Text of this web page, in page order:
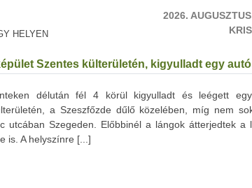
HELYEN
2026.
Szentes külterületén, kigyulladt egy
délután fél 4 körül kigyulladt és leégett
a Szeszfőzde dűlő közelében, míg nem
utcában Szegeden. Előbbinél a lángok átterjedtek a
is. A helyszínre [...]